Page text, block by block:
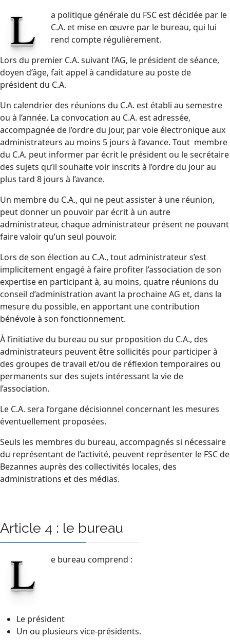
L
a politique générale du FSC est décidée par le
C.A. et mise en œuvre par le bureau, qui lui
rend compte régulièrement.
Lors du premier C.A. suivant l’AG, le président de séance,
doyen d’âge, fait appel à candidature au poste de
président du C.A.
Un calendrier des réunions du C.A. est établi au semestre
ou à l’année. La convocation au C.A. est adressée,
accompagnée de l’ordre du jour, par voie électronique aux
administrateurs au moins 5 jours à l’avance. Tout membre
du C.A. peut informer par écrit le président ou le secrétaire
des sujets qu’il souhaite voir inscrits à l’ordre du jour au
plus tard 8 jours à l’avance.
Un membre du C.A., qui ne peut assister à une réunion,
peut donner un pouvoir par écrit à un autre
administrateur, chaque administrateur présent ne pouvant
faire valoir qu’un seul pouvoir.
Lors de son élection au C.A., tout administrateur s’est
implicitement engagé à faire profiter l’association de son
expertise en participant à, au moins, quatre réunions du
conseil d’administration avant la prochaine AG et, dans la
mesure du possible, en apportant une contribution
bénévole à son fonctionnement.
À l’initiative du bureau ou sur proposition du C.A., des
administrateurs peuvent être sollicités pour participer à
des groupes de travail et/ou de réflexion temporaires ou
permanents sur des sujets intéressant la vie de
l’association.
Le C.A. sera l’organe décisionnel concernant les mesures
éventuellement proposées.
Seuls les membres du bureau, accompagnés si nécessaire
du représentant de l’activité, peuvent représenter le FSC de
Bezannes auprès des collectivités locales, des
administrations et des médias.
Article 4 : le bureau
L e bureau comprend :
Le président
Un ou plusieurs vice-présidents.